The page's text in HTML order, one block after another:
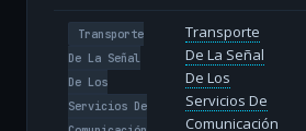
Transporte
De La Señal
De Los
Servicios De
Transporte
De La Señal
De Los
Servicios De
Comunicación